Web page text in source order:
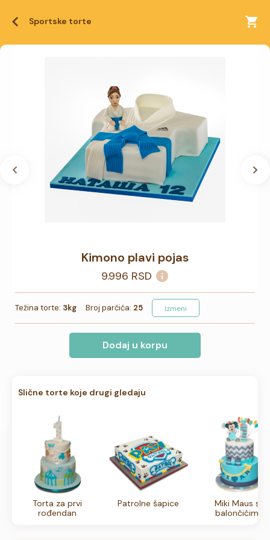
Sportske torte
Kimono plavi pojas
9.996 RSD
Težina torte: 3kg Broj parčića: 25 Izmeni
Dodaj u korpu
Slične torte koje drugi gledaju
Torta za prvi
rođendan
Patrolne šapice
Miki Maus sa
balončićima